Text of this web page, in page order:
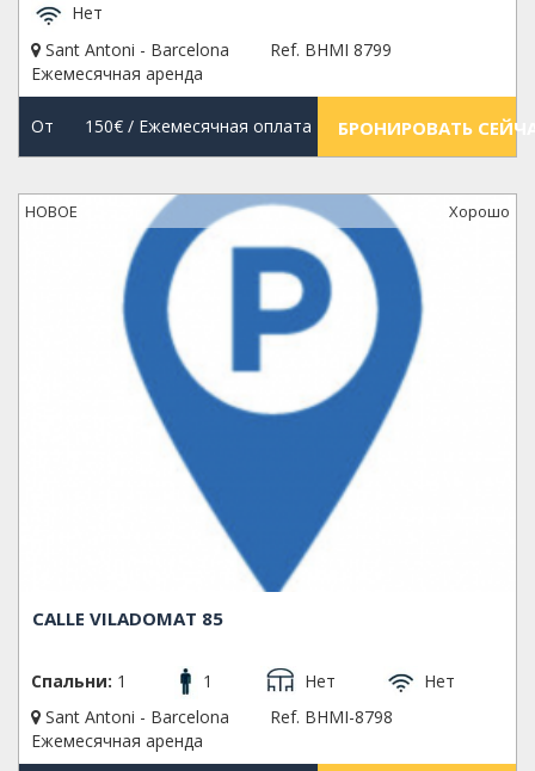
Нет
Sant Antoni - Barcelona
Ref. BHMI 8799
Ежемесячная аренда
От 150€/ Ежемесячная оплата БРОНИРОВАТЬ
НОВОЕ Xорошо
CALLE VILADOMAT 85
Спальни: 1 1 Нет
Нет
Sant Antoni - Barcelona
Ref. BHMI-8798
Ежемесячная аренда